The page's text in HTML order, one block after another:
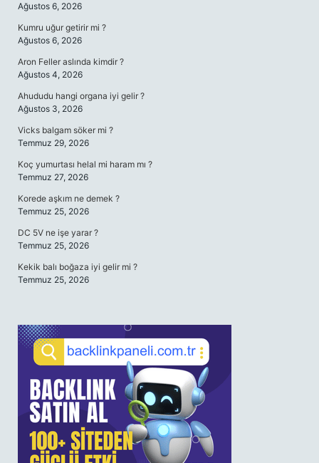
Ağustos 6, 2026
Kumru uğur getirir mi ?
Ağustos 6, 2026
Aron Feller aslında kimdir ?
Ağustos 4, 2026
Ahududu hangi organa iyi gelir ?
Ağustos 3, 2026
Vicks balgam söker mi ?
Temmuz 29, 2026
Koç yumurtası helal mi haram mı ?
Temmuz 27, 2026
Korede aşkım ne demek ?
Temmuz 25, 2026
DC 5V ne işe yarar ?
Temmuz 25, 2026
Kekik balı boğaza iyi gelir mi ?
Temmuz 25, 2026